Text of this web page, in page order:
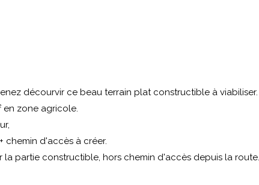
décourvir ce beau terrain plat constructible à viabiliser.
en zone agricole.
chemin d'accès à créer.
la partie constructible, hors chemin d'accès depuis la route.